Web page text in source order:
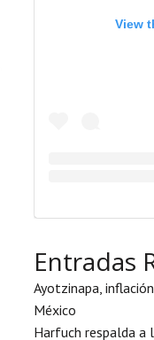
View
Entradas
Ayotzinapa,
México
Harfuch respalda a